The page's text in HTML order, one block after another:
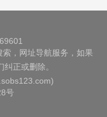
，网址导航服务，如果
正或删除。
号